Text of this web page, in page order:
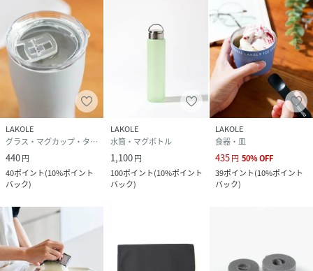
LAKOLE
グラス・マグカップ・タンブラー
440円
40ポイント(10%ポイント
バック)
LAKOLE
水筒・マグボトル
1,100円
100ポイント(10%ポイント
バック)
LAKOLE
食器・皿
435円 50%OFF
39ポイント(10%ポイント
バック)